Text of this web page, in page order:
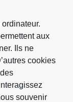
aux
Ils ne
cookies
souvenir
7
14
21
28
Avr »